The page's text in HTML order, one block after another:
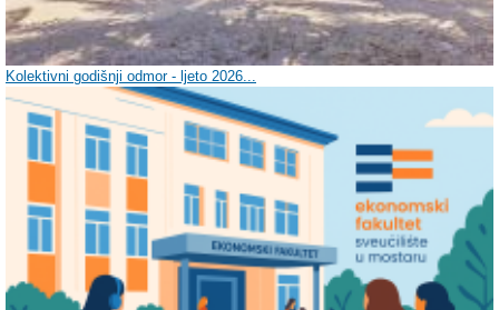
Kolektivni godišnji odmor - ljeto 2026...